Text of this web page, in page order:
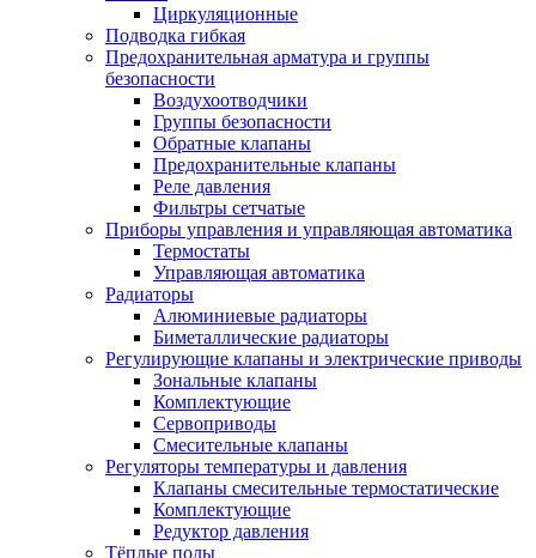
Циркуляционные
Подводка гибкая
Предохранительная арматура и группы
безопасности
Воздухоотводчики
Группы безопасности
Обратные клапаны
Предохранительные клапаны
Реле давления
Фильтры сетчатые
Приборы управления и управляющая автоматика
Термостаты
Управляющая автоматика
Радиаторы
Алюминиевые радиаторы
Биметаллические радиаторы
Регулирующие клапаны и электрические приводы
Зональные клапаны
Комплектующие
Сервоприводы
Смесительные клапаны
Регуляторы температуры и давления
Клапаны смесительные термостатические
Комплектующие
Редуктор давления
Тёплые полы